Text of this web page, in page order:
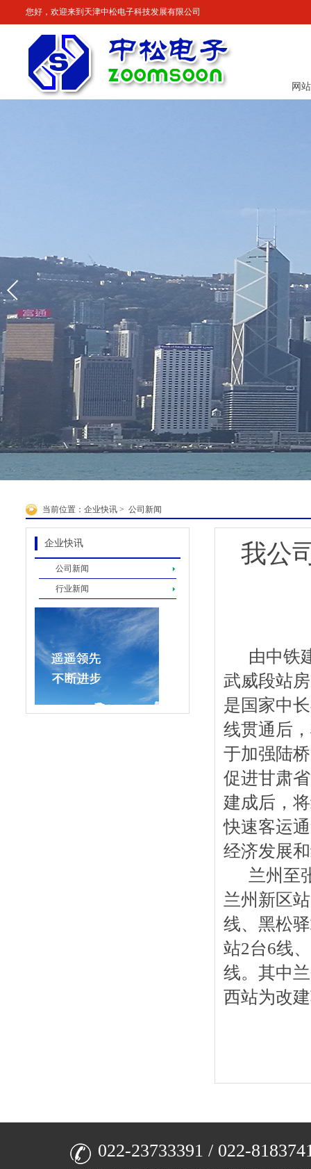
您好，欢迎来到天津中松电子科技发展有限公司
网
当前位置： 企业快讯 > 公司新闻
企业快讯
公司新闻
行业新闻
我公
由中铁建
武威段站
是国家中
线贯通后
于加强陆
促进甘肃
建成后，
快速客运
经济发展
兰州至张
兰州新区
线、黑松
站2台6线
线。其中
西站为改
022-23733391 / 022-